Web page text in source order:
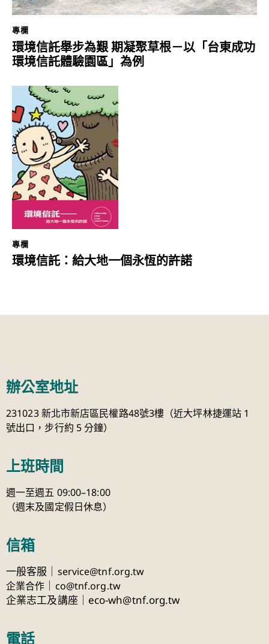
專欄
環境信託舉步為艱 期凝聚草根－以「台東成功
環境信託體驗園區」為例
專欄
環境信託：給大地一個永恆的許諾
辦公室地址
231023 新北市新店區民權路48號3樓（近大坪林捷運站 1
號出口，步行約 5 分鐘）
上班時間
週一至週五 09:00–18:00
（週末及國定假日休息）
信箱
一般客服｜ service@tnf.org.tw
企業合作
co@tnf.org.tw
企業志工及講座｜eco-wh@tnf.org.tw
電話